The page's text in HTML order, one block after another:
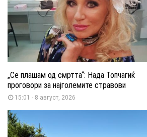
„Се плашам од смртта“: Нада Топчагиќ
проговори за најголемите стравови
15:01 - 8 август, 2026